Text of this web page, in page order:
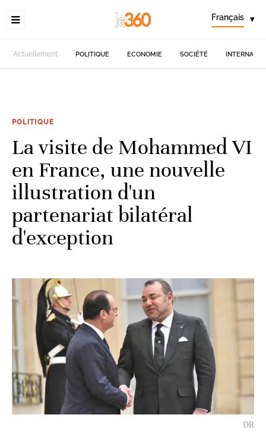
Français ▾
Actuellement POLITIQUE ECONOMIE SOCIÉTÉ
POLITIQUE
La visite de Mohammed VI
en France, une nouvelle
illustration d'un
partenariat bilatéral
d'exception
DR